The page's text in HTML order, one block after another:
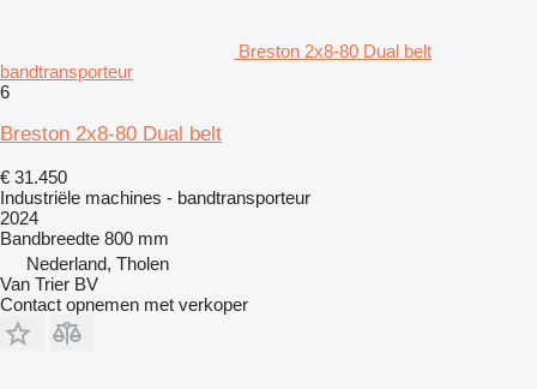
Breston 2x8-80 Dual belt
bandtransporteur
6
Breston 2x8-80 Dual belt
€ 31.450
Industriële machines - bandtransporteur
2024
Bandbreedte 800 mm
Nederland, Tholen
Van Trier BV
Contact opnemen met verkoper